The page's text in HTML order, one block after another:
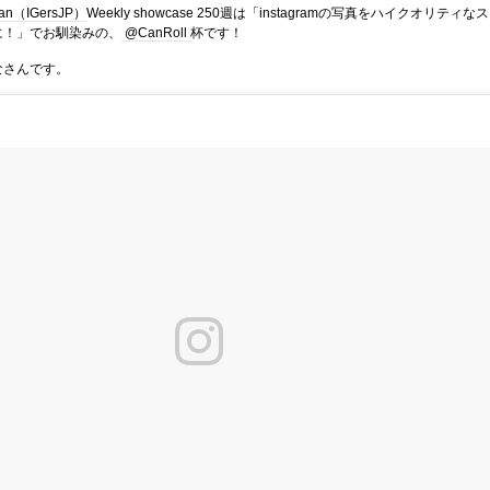
（IGersJP） Weekly showcase 250週は「instagramの写真をハイクオリティなス
」でお馴染みの、
@CanRoll 杯です！
んです。